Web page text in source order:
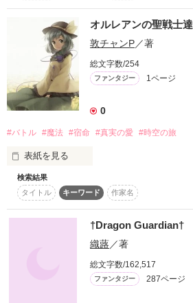
時は平成。
ごく普通の高校生と教師、四人がある日
リップしたと思い込んでいたその世界は
数多くの武将たちが下剋上を果たした。
異世界の戦国時代だった。
少しずれている世界。
そこで出会ったのは、有名な武将たち。
四人は無事帰ることができるのか。
たくさんの人々との出会いそれは...。
吉と出るか、それとも凶と出るか。
オルレアンの聖戦士達
敦チャンP／著
総文字数/254
ファンタジー 1ページ
0
#バトル #魔法 #宿命 #真実の愛 #時空の旅
表紙を見る
戦いの時は来た
この星の何処にも、
逃げ隠れる場所なんて無い
検索結果
タイトル
キーワード 作家名
†Dragon Guardian†
織蕗／著
総文字数/162,517
ファンタジー 287ページ